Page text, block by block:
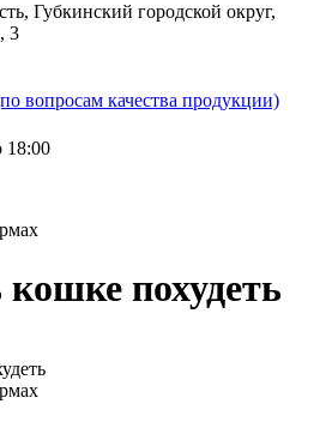
Губкинский городской округ,
3
вопросам качества продукции)
18:00
похудеть